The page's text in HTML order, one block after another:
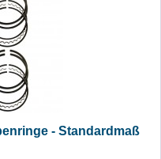
- Standardmaß